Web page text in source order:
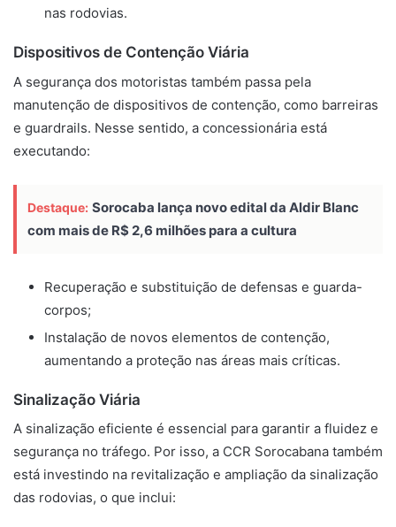
nas rodovias.
Dispositivos de Contenção Viária
A segurança dos motoristas também passa pela
manutenção de dispositivos de contenção, como barreiras
e guardrails. Nesse sentido, a concessionária está
executando:
Destaque: Sorocaba lança novo edital da Aldir Blanc
com mais de R$ 2,6 milhões para a cultura
Recuperação e substituição de defensas e guarda-
corpos;
Instalação de novos elementos de contenção,
aumentando a proteção nas áreas mais críticas.
Sinalização Viária
A sinalização eficiente é essencial para garantir a fluidez e
segurança no tráfego. Por isso, a CCR Sorocabana também
está investindo na revitalização e ampliação da sinalização
das rodovias, o que inclui: